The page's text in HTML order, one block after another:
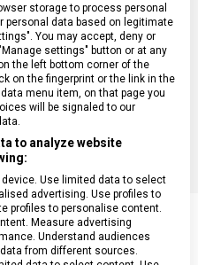
33 x 44,4 x 0,6 cm
Papírový kompozit
Béžová
storage to process personal
personal data based on legitimate
You may accept, deny or
settings" button or at any
the left bottom corner of the
on the fingerprint or the link in the
menu item, on that page you
will be signaled to our
to analyze website
Use limited data to select
advertising. Use profiles to
profiles to personalise content.
Measure advertising
Understand audiences
from different sources.